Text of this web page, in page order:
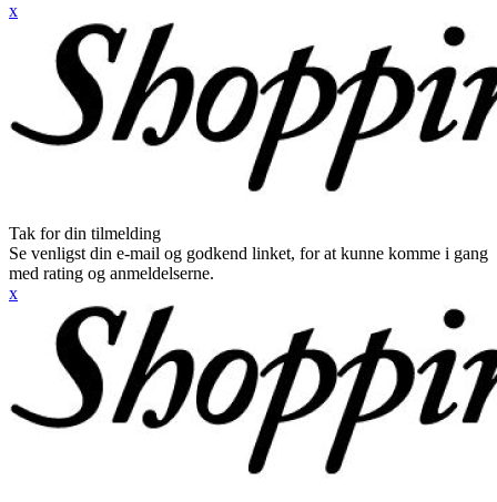
x
Tak for din tilmelding
Se venligst din e-mail og godkend linket, for at kunne komme i gang
med rating og anmeldelserne.
x